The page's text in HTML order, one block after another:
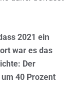
2021 ein
war es das
Der
40 Prozent